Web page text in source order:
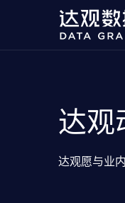
达观
达观愿与业